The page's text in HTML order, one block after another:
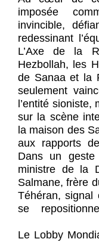
imposée
invincible,
redessinant
L’Axe de la
Hezbollah, les
de Sanaa et la
seulement
l’entité
sur la scène
la maison des
aux rapports
Dans un
ministre de la
Salmane, frère
Téhéran, signal
se
Le Lobby